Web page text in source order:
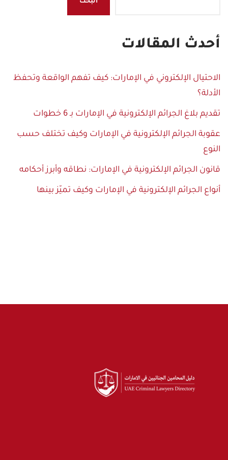
أحدث المقالات
الاحتيال الإلكتروني في الإمارات: كيف تفهم الواقعة وتحفظ
الأدلة؟
تقديم بلاغ الجرائم الإلكترونية في الإمارات بـ 6 خطوات
عقوبة الجرائم الإلكترونية في الإمارات وكيف تختلف حسب
النوع
قانون الجرائم الإلكترونية في الإمارات: نطاقه وأبرز أحكامه
أنواع الجرائم الإلكترونية في الإمارات وكيف تميّز بينها